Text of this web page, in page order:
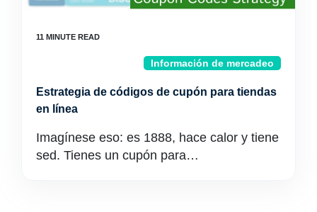
Información de mercadeo
Estrategia de códigos de cupón para tiendas
en línea
Imagínese eso: es 1888, hace calor y tiene
sed. Tienes un cupón para…